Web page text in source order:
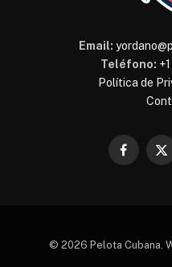
Email:
Teléfono:
Política de
X
© 2026 Pelota Cubana.